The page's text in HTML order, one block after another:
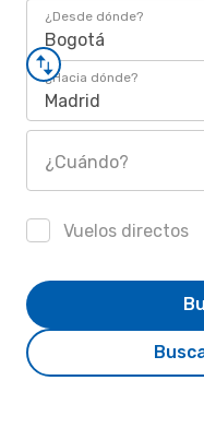
¿Desde dónde?
Bogotá
¿Hacia dónde?
Madrid
¿Cuándo?
Vuelos directos